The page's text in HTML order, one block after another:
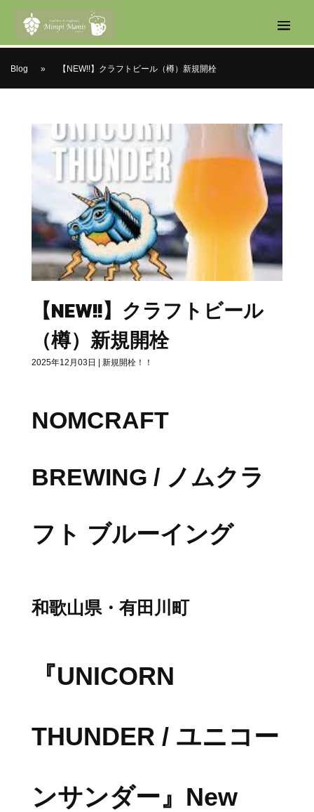
Blog » 【NEW!!】クラフトビール（樽）新規開栓
【NEW!!】クラフトビール
（樽）新規開栓
2025年12月03日 | 新規開栓！！
NOMCRAFT
BREWING / ノムクラ
フト ブルーイング
和歌山県・有田川町
『UNICORN
THUNDER / ユニコー
ンサンダー』New